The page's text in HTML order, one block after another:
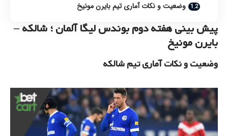
وضعیت و نکات آماری تیم بایرن مونیخ
پیش بینی هفته دوم بوندس لیگا آلمان ؛‌ شالکه –
بایرن مونیخ
وضعیت و نکات آماری تیم شالکه